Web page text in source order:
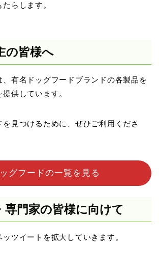
らします。
の皆様へ
、有名ドッグフードブランドの各製品を
供しています。
見つけるために、ぜひご利用くださ
ッグフードの一覧を見る
専門家の皆様に向けて
ツイートを拡大していきます。